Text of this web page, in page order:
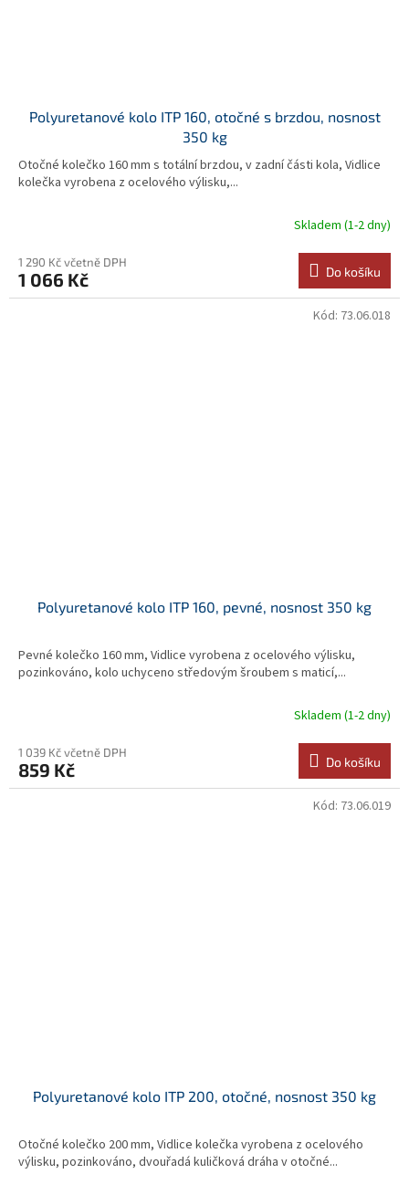
Polyuretanové kolo ITP 160, otočné s brzdou, nosnost
350 kg
Otočné kolečko 160 mm s totální brzdou, v zadní části kola, Vidlice
kolečka vyrobena z ocelového výlisku,...
Skladem (1-2 dny)
1 290 Kč včetně DPH
1 066 Kč Do košíku
Polyuretanové kolo ITP 160, pevné, nosnost 350 kg
Pevné kolečko 160 mm, Vidlice vyrobena z ocelového výlisku,
pozinkováno, kolo uchyceno středovým šroubem s maticí,...
Skladem (1-2 dny)
1 039 Kč včetně DPH
859 Kč Do košíku
Kód: 73.06.018
Polyuretanové kolo ITP 200, otočné, nosnost 350 kg
Otočné kolečko 200 mm, Vidlice kolečka vyrobena z ocelového
výlisku, pozinkováno, dvouřadá kuličková dráha v otočné...
Kód: 73.06.019